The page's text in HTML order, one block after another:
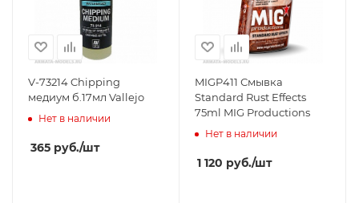
V-73214 Chipping
медиум б.17мл Vallejo
Нет в наличии
365 руб./шт
MIGP411 Смывка
Standard Rust Effects
75ml MIG Productions
Нет в наличии
1 120 руб./шт